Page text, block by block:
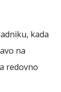
kada
na
redovno